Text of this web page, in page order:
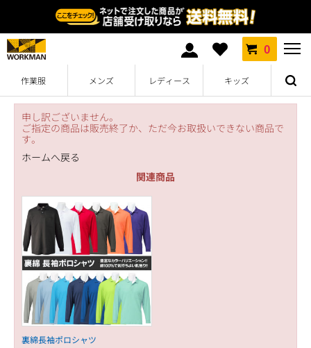
0
作業服 メンズ レディース キッズ
申し訳ございません。
ご指定の商品は販売終了か、ただ今お取扱いできない商品で
す。
ホームへ戻る
関連商品
裏綿長袖ポロシャツ